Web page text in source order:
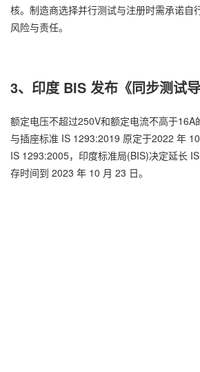
核。制造商选择并行测试与注册时需承诺自
风险与责任。
3、印度 BIS 发布《同步测试导
额定电压不超过250V和额定电流不高于16A
与插座标准 IS 1293:2019 原定于2022 年
IS 1293:2005，印度标准局(BIS)决定延长
存时间到 2023 年 10 月 23 日。